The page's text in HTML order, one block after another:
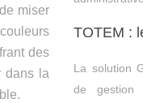
miser
des
dans la
TOTEM :
La solution
de gestion